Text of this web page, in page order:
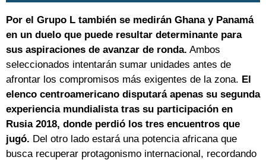
Por el Grupo L también se medirán Ghana y Panamá
en un duelo que puede resultar determinante para
sus aspiraciones de avanzar de ronda. Ambos
seleccionados intentarán sumar unidades antes de
afrontar los compromisos más exigentes de la zona. El
elenco centroamericano disputará apenas su segunda
experiencia mundialista tras su participación en
Rusia 2018, donde perdió los tres encuentros que
jugó. Del otro lado estará una potencia africana que
busca recuperar protagonismo internacional, recordando